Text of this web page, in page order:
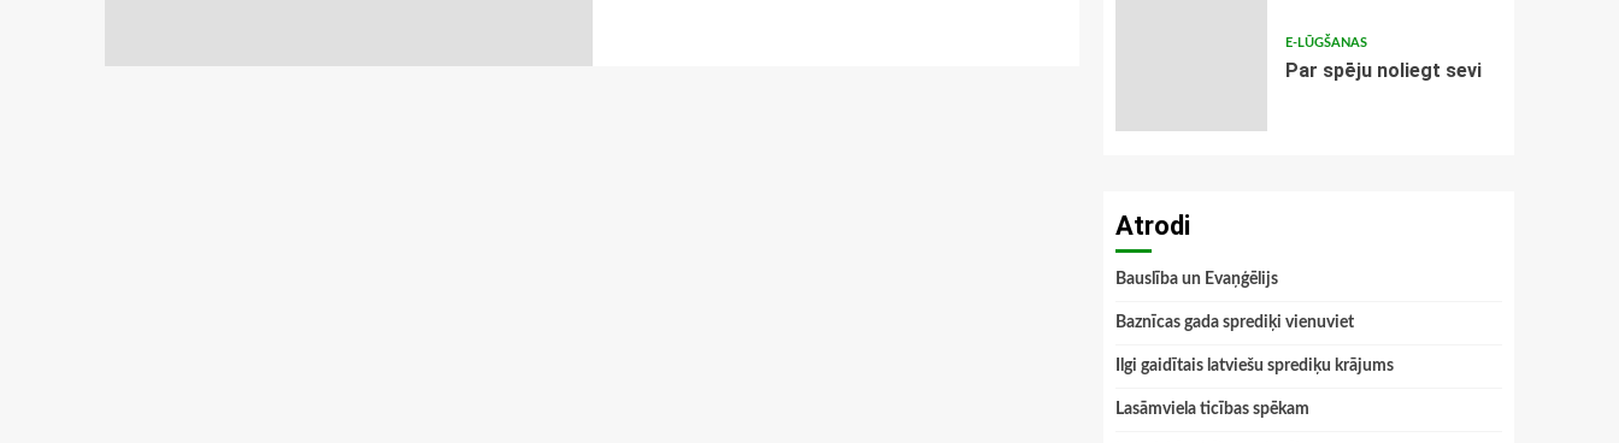
E-LŪGŠANAS
Par spēju noliegt sevi
Atrodi
Bauslība un Evaņģēlijs
Baznīcas gada sprediķi vienuviet
Ilgi gaidītais latviešu sprediķu krājums
Lasāmviela ticības spēkam